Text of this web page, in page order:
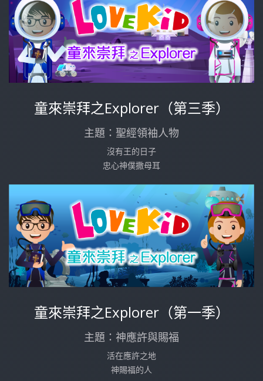
童來崇拜之Explorer（第三季）
主題：聖經領袖人物
沒有王的日子
忠心神僕撒母耳
童來崇拜之Explorer（第一季）
主題：神應許與賜福
活在應許之地
神賜福的人